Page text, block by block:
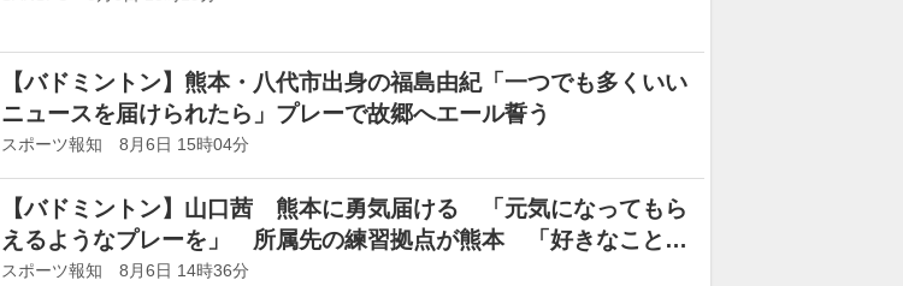
【バドミントン】熊本・八代市出身の福島由紀「一つでも多くいい
ニュースを届けられたら」プレーで故郷へエール誓う
スポーツ報知 8月6日 15時04分
【バドミントン】山口茜 熊本に勇気届ける 「元気になってもら
えるようなプレーを」 所属先の練習拠点が熊本 「好きなことが
できることは当たり前じゃない」
スポーツ報知 8月6日 14時36分